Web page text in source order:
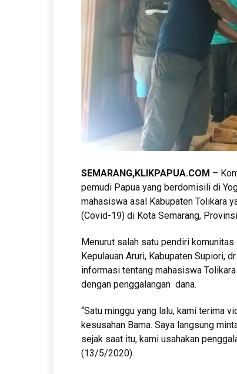
SEMARANG,KLIKPAPUA.COM –
pemudi Papua yang berdomisili di
mahasiswa asal Kabupaten Tolikara
(Covid-19) di Kota Semarang,
Menurut salah satu pendiri
Kepulauan Aruri, Kabupaten Supiori,
informasi tentang mahasiswa
dengan penggalangan dana.
“Satu minggu yang lalu, kami terima
kesusahan Bama. Saya langsung
sejak saat itu, kami usahakan
(13/5/2020).